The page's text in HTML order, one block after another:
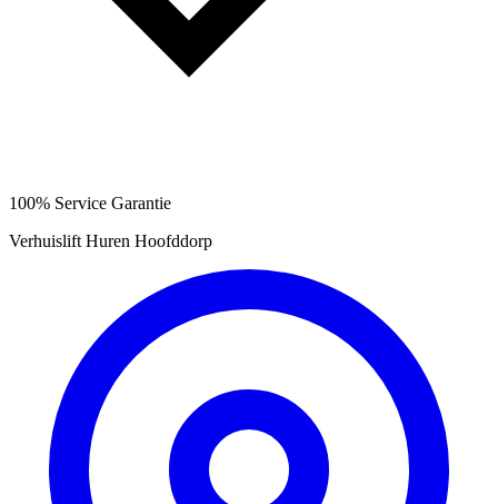
100% Service Garantie
Verhuislift Huren Hoofddorp